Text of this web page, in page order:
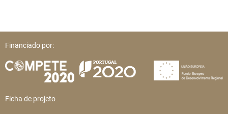
Financiado por:
Ficha de projeto